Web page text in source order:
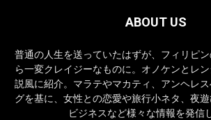
ABOUT US
普通の人生を送っていたはずが、フィリピ
ら一変クレイジーなものに。オノケンとレ
説風に紹介。マラテやマカティ、アンヘレ
グを基に、女性との恋愛や旅行小ネタ、夜
ビジネスなど様々な情報を発信